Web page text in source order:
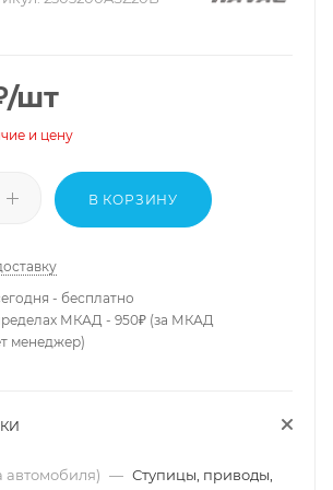
/шт
и цену
В КОРЗИНУ
- бесплатно
МКАД - 950₽ (за МКАД
менеджер)
автомобиля) — Ступицы, приводы,